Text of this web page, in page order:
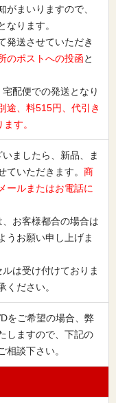
がまいりますので、
なります。
発送させていただき
のポストへの投函と
配便での発送となり
途、料515円、代引き
す。
ましたら、新品、ま
ていただきます。 商
ールまたはお電話に
お客様都合の場合は
うお願い申し上げま
は受け付けておりま
ください。
をご希望の場合、弊
しますので、下記の
相談下さい。